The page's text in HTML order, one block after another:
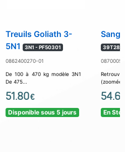
Treuils Goliath 3-
5N1
3N1 - PF50301
0862400270-01
De 100 à 470 kg modèle 3N1
De 475...
51.80€
Disponible sous 5 jours En